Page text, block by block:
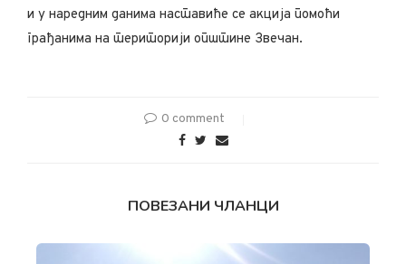
и у наредним данима наставиће се акција помоћи
грађанима на територији општине Звечан.
0 comment
ПОВЕЗАНИ ЧЛАНЦИ